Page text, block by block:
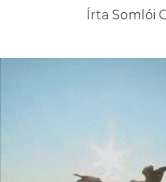
Írta Somlói